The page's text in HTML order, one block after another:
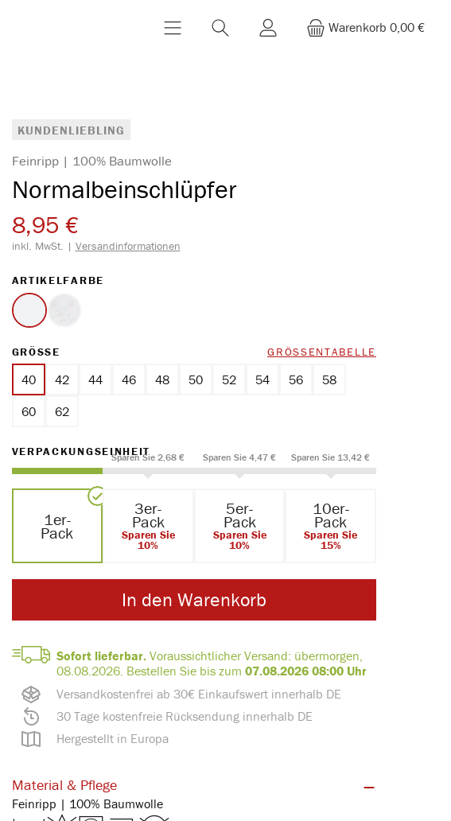
Warenkorb 0,00 €
Versandkostenfrei ab 30€ Einkaufswert innerhalb DE
30 Tage kostenfreie Rücksendung innerhalb DE
Hergestellt in Europa
KUNDENLIEBLING
Feinripp | 100% Baumwolle
Normalbeinschlüpfer
8,95 €
inkl. MwSt. | Versandinformationen
Sofort lieferbar.Voraussichtlicher Versand: übermorgen,
08.08.2026. Bestellen Sie bis zum 07.08.2026 08:00 Uhr
ARTIKELFARBE
weiss
GRÖSSE GRÖSSENTABELLE
40 42 44 46 48 50 52 54 56
58
60
62
VERPACKUNGSEINHEIT
Sparen Sie 2,68 € Sparen Sie 4,47 € Sparen Sie 13,42 €
1er-
Pack
3er-
Pack
Sparen Sie
10%
5er-
Pack
Sparen Sie
10%
10er-
Pack
Sparen Sie
15%
In den Warenkorb
Material & Pflege
Feinripp | 100% Baumwolle